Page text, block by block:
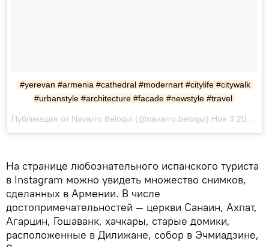
#yerevan #armenia #cathedral #modernart #citylife #citywalk
#urbanstyle #architecture #facade #newstyle #travel
Публикация от Navarro Beloqui (@navarro.beloqui) Ноя 3 2017 в 3:07 PDT
На странице любознательного испанского туриста
в Instagram можно увидеть множество снимков,
сделанных в Армении. В числе
достопримечательностей — церкви Санаин, Ахпат,
Агарцин, Гошаванк, хачкары, старые домики,
расположенные в Дилижане, собор в Эчмиадзине,